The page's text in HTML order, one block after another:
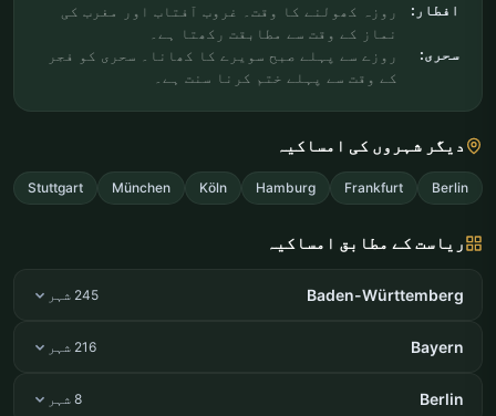
افطار:
روزہ کھولنے کا وقت۔ غروب آفتاب اور مغرب کی
نماز کے وقت سے مطابقت رکھتا ہے۔
سحری:
روزے سے پہلے صبح سویرے کا کھانا۔ سحری کو فجر
کے وقت سے پہلے ختم کرنا سنت ہے۔
دیگر شہروں کی امساکیہ
Berlin
Frankfurt
Hamburg
Köln
München
Stuttgart
ریاست کے مطابق امساکیہ
Baden-Württemberg 245 شہر
Bayern 216 شہر
Berlin 8 شہر